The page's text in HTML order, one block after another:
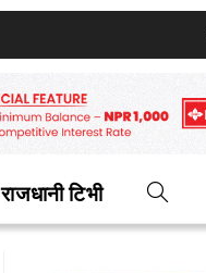
राजधानी टिभी